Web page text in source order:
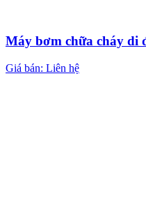
Máy bơm chữa cháy di
Giá bán: Liên hệ